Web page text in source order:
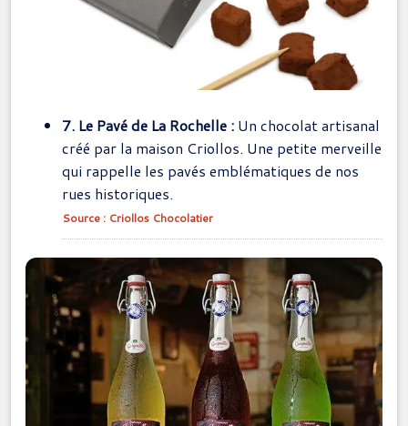
7. Le Pavé de La Rochelle : Un chocolat artisanal
créé par la maison Criollos. Une petite merveille
qui rappelle les pavés emblématiques de nos
rues historiques.
Source : Criollos Chocolatier